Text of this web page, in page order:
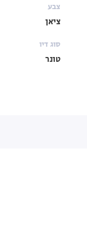
צבע
ציאן
סוג דיו
טונר